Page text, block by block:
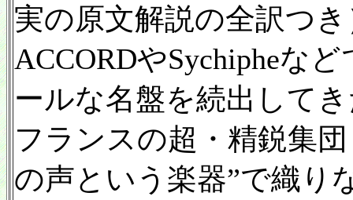
実の原文解説の全訳つ
ACCORDやSychipheな
ールな名盤を続出して
フランスの超・精鋭集
の声という楽器”で織り